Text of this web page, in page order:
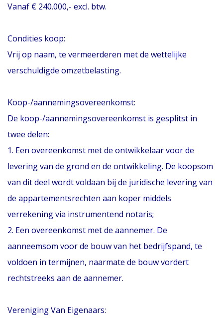
Vanaf € 240.000,- excl. btw.
Condities koop:
Vrij op naam, te vermeerderen met de wettelijke
verschuldigde omzetbelasting.
Koop-/aannemingsovereenkomst:
De koop-/aannemingsovereenkomst is gesplitst in
twee delen:
1. Een overeenkomst met de ontwikkelaar voor de
levering van de grond en de ontwikkeling. De koopsom
van dit deel wordt voldaan bij de juridische levering van
de appartementsrechten aan koper middels
verrekening via instrumentend notaris;
2. Een overeenkomst met de aannemer. De
aanneemsom voor de bouw van het bedrijfspand, te
voldoen in termijnen, naarmate de bouw vordert
rechtstreeks aan de aannemer.
Vereniging Van Eigenaars: